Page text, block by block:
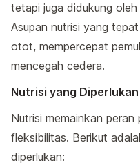
tetapi juga didukung
Asupan nutrisi yang
otot, mempercepat
mencegah cedera.
Nutrisi yang Diperlukan
Nutrisi memainkan
fleksibilitas. Berikut
diperlukan: